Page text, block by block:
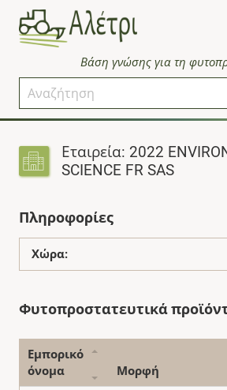
Βάση γνώσης για τη
Εταιρεία: 2022
SCIENCE FR SAS
Πληροφορίες
Χώρα:
Φυτοπροστατευτικά
Εμπορικό
όνομα
Μορφή